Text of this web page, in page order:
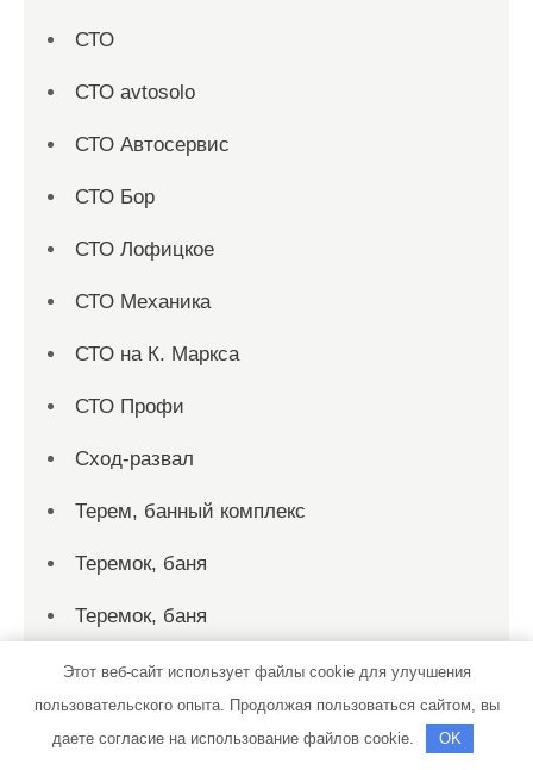
СТО
СТО avtosolo
СТО Автосервис
СТО Бор
СТО Лофицкое
СТО Механика
СТО на К. Маркса
СТО Профи
Сход-развал
Терем, банный комплекс
Теремок, баня
Теремок, баня
Территория первых, сауна
Технопарк, автотехцентр для корейских,
японских и немецких автомобилей
Этот веб-сайт использует файлы cookie для улучшения
пользовательского опыта. Продолжая пользоваться сайтом, вы
даете согласие на использование файлов cookie.
OK